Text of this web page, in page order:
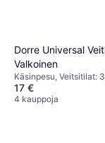
Dorre Universal
Valkoinen
Käsinpesu, Veitsitilat:
Valkoinen, Korkeus:
Leveys: 11 cm
17 €
4 kauppoja